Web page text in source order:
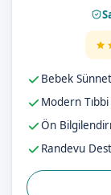
Bebek
Modern
Ön
Randevu